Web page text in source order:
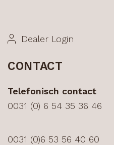
Dealer Login
CONTACT
Telefonisch contact
0031 (0) 6 54 35 36 46
0031 (0)6 53 56 40 60